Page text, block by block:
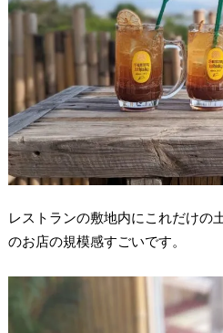
レストランの敷地内にこれだけの
のお店の規模感すごいです。